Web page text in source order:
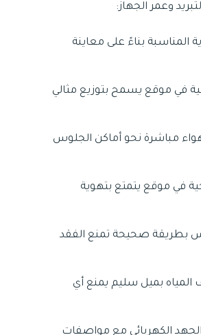
وعمر الجهاز:
المناسبة بناءً على معاينة
في موقع يسمح بتوزيع مثالي
مباشرة نحو أماكن الجلوس
في موقع يتمتع بتهوية
بطريقة صحيحة تمنع الفقد
بميل سليم يمنع أي
الكهربائي مع مواصفات